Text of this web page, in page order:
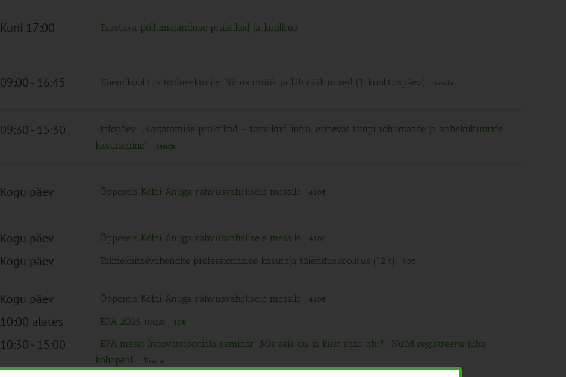
Kuni 17:00 Taastava põllumajanduse praktikad ja koolitus
09:00- 16:45 Täiendkoolitus toidusektorile: Tõhus müük ja läbirääkimised (1. koolituspäev) Tasuta
09:30- 15:30
Infopäev: „Karjatamise praktikad – tarvikud, infra, erinevat tüüpi rohumaade ja vahekultuuride
kasutamine“
Tasuta
Kogu päev Õppereis Kölni Anuga rahvusvahelisele messile 410€
Kogu päev Õppereis Kölni Anuga rahvusvahelisele messile 410€
Kogu päev Taimekaitsevahendite professionaalse kasutaja täienduskoolitus (12 t) 90€
Kogu päev Õppereis Kölni Anuga rahvusvahelisele messile 410€
10:00 alates EPA 2025 mess 10€
10:30- 15:00
EPA messi Innovatsiooniala seminar „Mis seis on ja kust saab abi?“. Nüüd registreeru juba
kohapeal!
Tasuta